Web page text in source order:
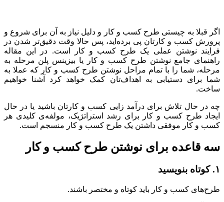
اگر قبلا به چیستی طرح کسب و کار و دلیل نیاز به آن برای شروع و
پرورش کسب و کارتان پی برده‌اید، پس حالا وقت دقیق‌تر شدن در
فرایند نوشتن عملی یک طرح کسب و کار است. در این مقاله
راهنمای جامع نوشتن طرح کسب و کار یا بیزینس پلن مرحله به
مرحله، شما را با تمام مراحل نوشتن طرح کسب و کار که عملا به
شما برای دستیابی به اهداف‌تان کمک خواهد کرد آشنا خواهیم
ساخت.
چه در حال تلاش برای درآمد زایی کسب و کارتان باشید یا در حال
ایجاد طرح کسب و کار برای رشد استراتژیک، مولفه‌ی کلیدی هر
کسب و کار موفقی داشتن یک طرح کسب و کار منسجم است.
سه قاعده برای نوشتن طرح کسب و کار
۱. کوتاه بنویسید
طرح‌های کسب و کار باید کوتاه و مختصر باشند.